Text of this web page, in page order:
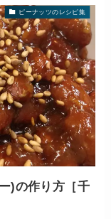
ピーナッツのレシピ集
)の作り方［千